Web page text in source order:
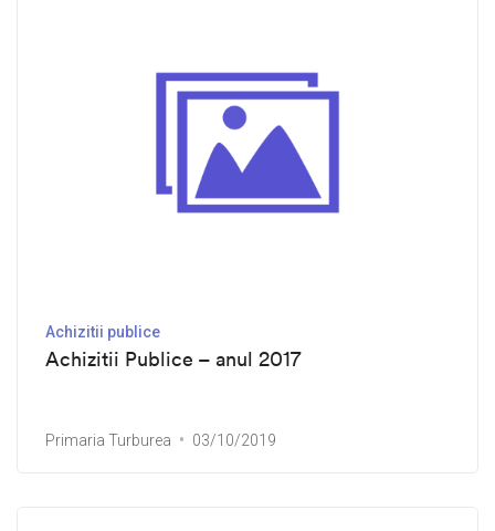
Achizitii publice
Achizitii Publice – anul 2017
Primaria Turburea 03/10/2019